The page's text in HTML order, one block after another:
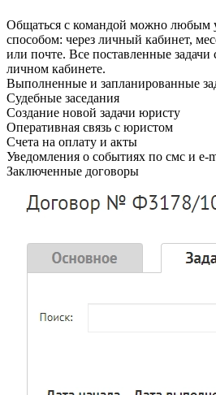
Общаться с командой можно любым
способом: через личный кабинет,
или почте. Все поставленные задачи
личном кабинете.
Выполненные и запланированные
Судебные заседания
Создание новой задачи юристу
Оперативная связь с юристом
Счета на оплату и акты
Уведомления о событиях по смс и e-
Заключенные договоры